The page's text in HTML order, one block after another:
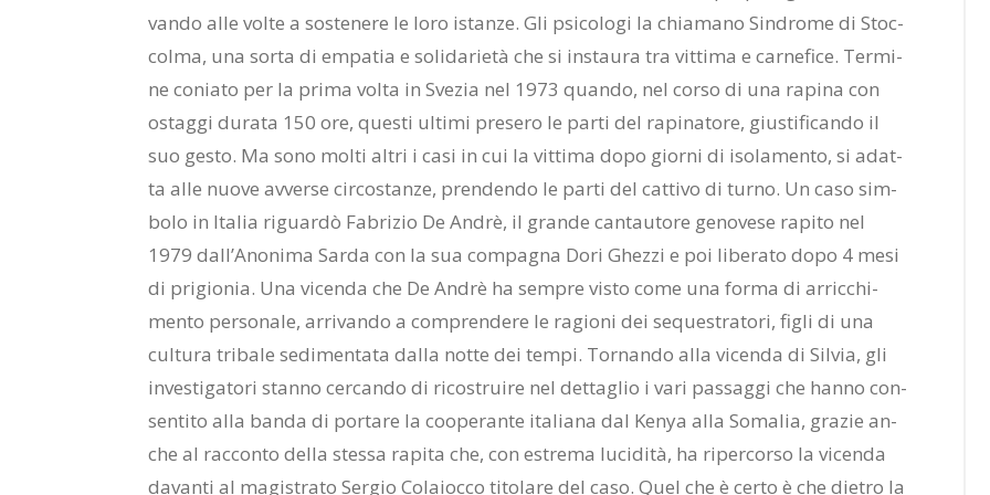
van­do alle vol­te a so­ste­ne­re le loro istan­ze. Gli psi­co­lo­gi la chia­ma­no Sin­dro­me di Stoc­
col­ma, una sor­ta di em­pa­tia e so­li­da­rie­tà che si in­stau­ra tra vit­ti­ma e car­ne­fi­ce. Ter­mi­
ne co­nia­to per la pri­ma vol­ta in Sve­zia nel 1973 quan­do, nel cor­so di una ra­pi­na con
ostag­gi du­ra­ta 150 ore, que­sti ul­ti­mi pre­se­ro le par­ti del ra­pi­na­to­re, giu­sti­fi­can­do il
suo ge­sto. Ma sono mol­ti al­tri i casi in cui la vit­ti­ma dopo gior­ni di iso­la­men­to, si adat­
ta alle nuo­ve av­ver­se cir­co­stan­ze, pren­den­do le par­ti del cat­ti­vo di tur­no. Un caso sim­
bo­lo in Ita­lia ri­guar­dò Fa­bri­zio De An­drè, il gran­de can­tau­to­re ge­no­ve­se ra­pi­to nel
1979 dal­l’A­no­ni­ma Sar­da con la sua com­pa­gna Dori Ghez­zi e poi li­be­ra­to dopo 4 mesi
di pri­gio­nia. Una vi­cen­da che De An­drè ha sem­pre vi­sto come una for­ma di ar­ric­chi­
men­to per­so­na­le, ar­ri­van­do a com­pren­de­re le ra­gio­ni dei se­que­stra­to­ri, fi­gli di una
cul­tu­ra tri­ba­le se­di­men­ta­ta dal­la not­te dei tem­pi. Tor­nan­do alla vi­cen­da di Sil­via, gli
in­ve­sti­ga­to­ri stan­no cer­can­do di ri­co­strui­re nel det­ta­glio i vari pas­sag­gi che han­no con­
sen­ti­to alla ban­da di por­ta­re la coo­pe­ran­te ita­lia­na dal Ke­nya alla So­ma­lia, gra­zie an­
che al rac­con­to del­la stes­sa ra­pi­ta che, con estre­ma lu­ci­di­tà, ha ri­per­cor­so la vi­cen­da
da­van­ti al ma­gi­stra­to Ser­gio Co­la­ioc­co ti­to­la­re del caso. Quel che è cer­to è che die­tro la